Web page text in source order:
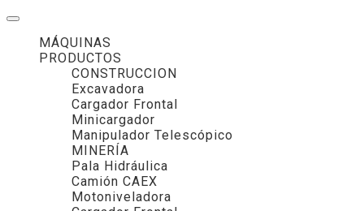
MÁQUINAS
PRODUCTOS
CONSTRUCCION
Excavadora
Cargador Frontal
Minicargador
Manipulador Telescópico
MINERÍA
Pala Hidráulica
Camión CAEX
Motoniveladora